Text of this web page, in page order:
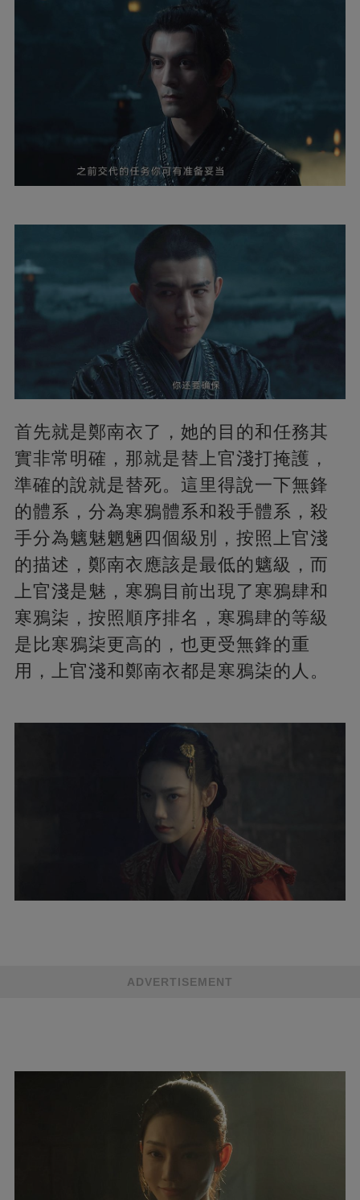
首先就是鄭南衣了，她的目的和任務其
實非常明確，那就是替上官淺打掩護，
準確的說就是替死。這里得說一下無鋒
的體系，分為寒鴉體系和殺手體系，殺
手分為魑魅魍魎四個級別，按照上官淺
的描述，鄭南衣應該是最低的魑級，而
上官淺是魅，寒鴉目前出現了寒鴉肆和
寒鴉柒，按照順序排名，寒鴉肆的等級
是比寒鴉柒更高的，也更受無鋒的重
用，上官淺和鄭南衣都是寒鴉柒的人。
ADVERTISEMENT